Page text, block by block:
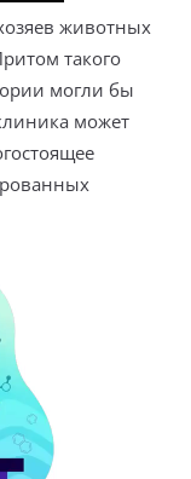
животных
такого
могли бы
может